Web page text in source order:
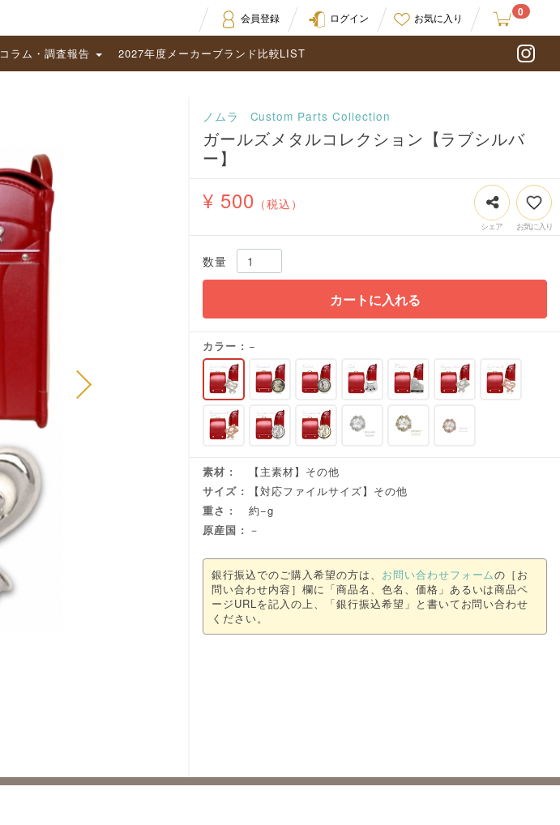
0
会員登録 ログイン お気に入り
コラム・調査報告 2027年度メーカーブランド比較LIST
ノムラ Custom Parts Collection
ガールズメタルコレクション【ラブシルバ
ー】
¥ 500 （税込）
数量
カートに入れる
カラー −
素材
【主素材】その他
サイズ
【対応ファイルサイズ】その他
重さ
約−g
原産国
－
銀行振込でのご購入希望の方は、 お問い合わせフォームの［お
問い合わせ内容］欄に「商品名、色名、価格」あるいは商品ペ
ージURLを記入の上、「銀行振込希望」と書いてお問い合わせ
ください。